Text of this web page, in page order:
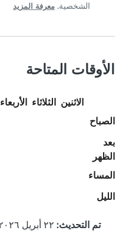
الشخصية. معرفة المزيد
الأوقات المتاحة
الاثنين الثلاثاء الأربعاء
الصباح
بعد
الظهر
المساء
الليل
تم التحديث: